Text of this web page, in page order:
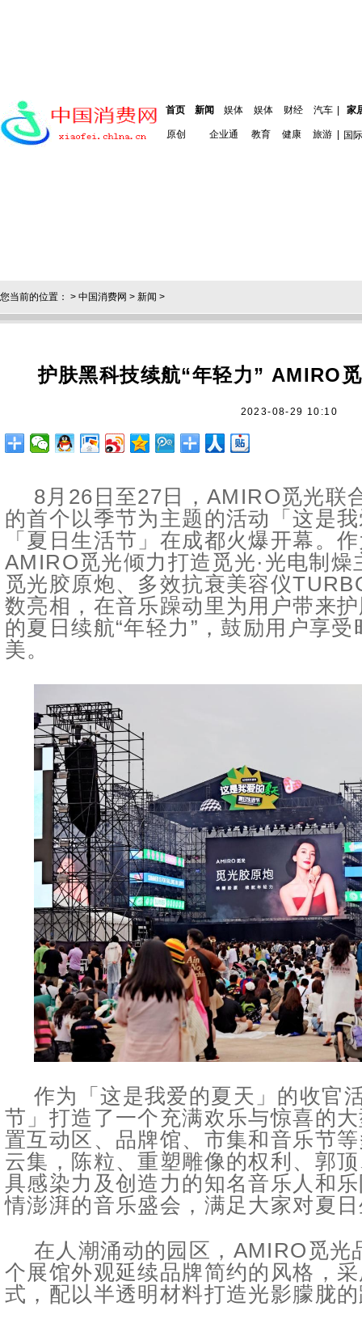
首页 新闻 娱体 娱体 财经 汽车 家
原创 企业通 教育 健康 旅游 国际
您当前的位置： > 中国消费网 > 新闻 >
护肤黑科技续航“年轻力” AMIRO
2023-08-29 10:10
8月26日至27日，AMIRO觅光联
的首个以季节为主题的活动「这是
「夏日生活节」在成都火爆开幕。
AMIRO觅光倾力打造觅光·光电制
觅光胶原炮、多效抗衰美容仪
数亮相，在音乐躁动里为用户带来
的夏日续航“年轻力”，鼓励用户享
美。
作为「这是我爱的夏天」的收官
节」打造了一个充满欢乐与惊喜的
置互动区、品牌馆、市集和音乐节
云集，陈粒、重塑雕像的权利、郭
具感染力及创造力的知名音乐人和
情澎湃的音乐盛会，满足大家对夏
在人潮涌动的园区，AMIRO觅光
个展馆外观延续品牌简约的风格，
式，配以半透明材料打造光影朦胧